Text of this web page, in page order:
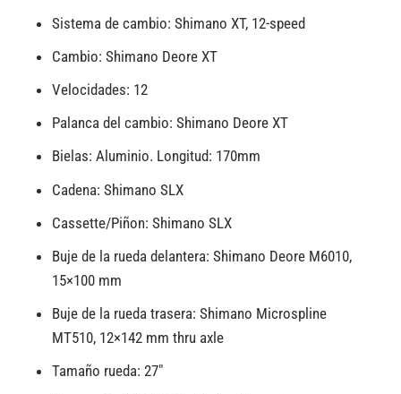
Sistema de cambio: Shimano XT, 12-speed
Cambio: Shimano Deore XT
Velocidades: 12
Palanca del cambio: Shimano Deore XT
Bielas: Aluminio. Longitud: 170mm
Cadena: Shimano SLX
Cassette/Piñon: Shimano SLX
Buje de la rueda delantera: Shimano Deore M6010,
15×100 mm
Buje de la rueda trasera: Shimano Microspline
MT510, 12×142 mm thru axle
Tamaño rueda: 27″